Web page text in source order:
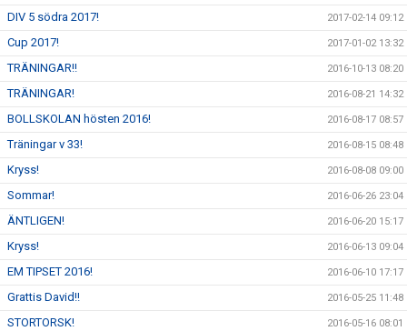
DIV 5 södra 2017! 2017-02-14 09:12
Cup 2017! 2017-01-02 13:32
TRÄNINGAR!! 2016-10-13 08:20
TRÄNINGAR! 2016-08-21 14:32
BOLLSKOLAN hösten 2016! 2016-08-17 08:57
Träningar v 33! 2016-08-15 08:48
Kryss! 2016-08-08 09:00
Sommar! 2016-06-26 23:04
ÄNTLIGEN! 2016-06-20 15:17
Kryss! 2016-06-13 09:04
EM TIPSET 2016! 2016-06-10 17:17
Grattis David!! 2016-05-25 11:48
STORTORSK! 2016-05-16 08:01